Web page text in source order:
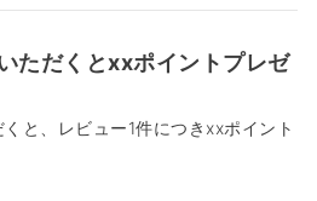
ただくとxxポイントプレゼ
と、レビュー1件につきxxポイント